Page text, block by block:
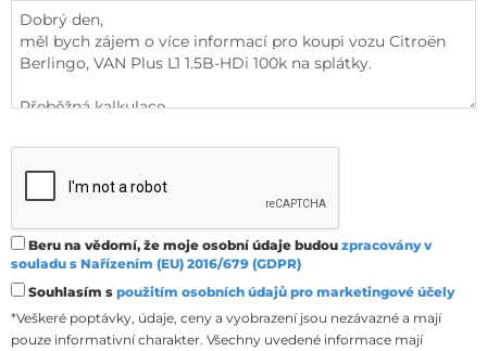
Beru na vědomí, že moje osobní údaje budou zpracovány v
souladu s Nařízením (EU) 2016/679 (GDPR)
Souhlasím s použitím osobních údajů pro marketingové účely
*Veškeré poptávky, údaje, ceny a vyobrazení jsou nezávazné a mají
pouze informativní charakter. Všechny uvedené informace mají